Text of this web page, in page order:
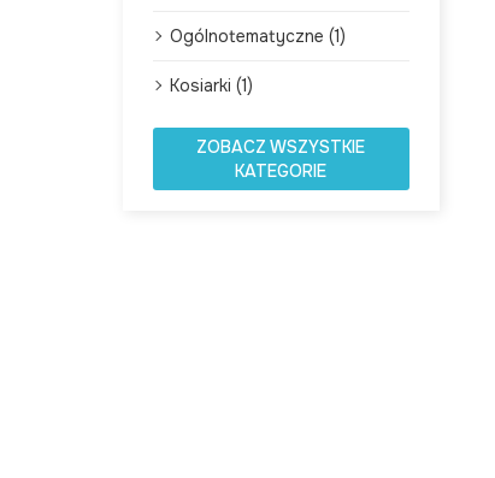
Ogólnotematyczne (1)
Kosiarki (1)
ZOBACZ WSZYSTKIE
KATEGORIE